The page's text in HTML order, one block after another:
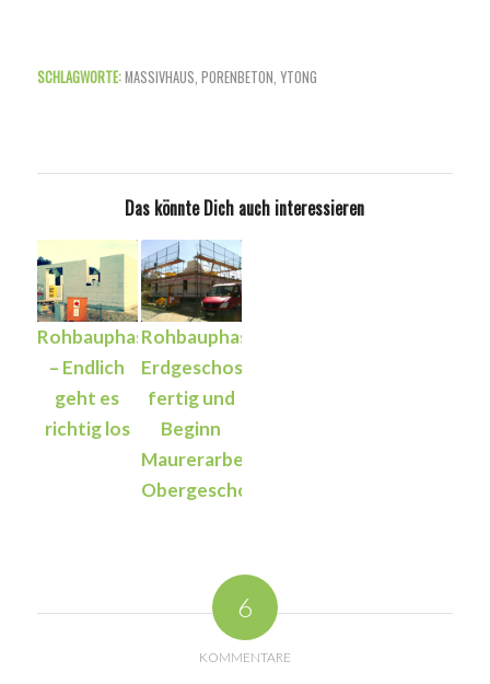
SCHLAGWORTE:MASSIVHAUS, PORENBETON, YTONG
Das könnte Dich auch interessieren
Rohbauphase
– Endlich
geht es
richtig los
Rohbauphase:
Erdgeschoss
fertig und
Beginn
Maurerarbeiten
Obergeschoss
6
KOMMENTARE